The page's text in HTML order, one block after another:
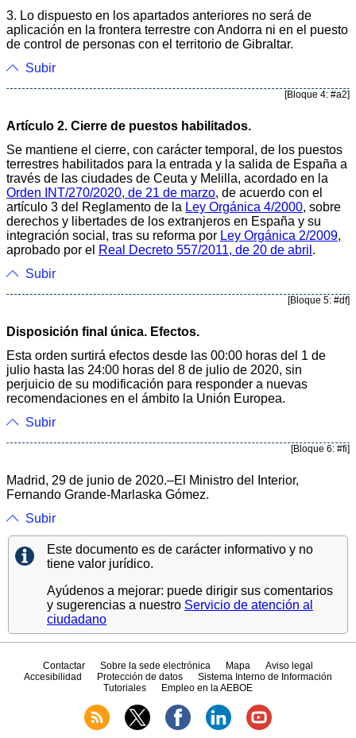
3. Lo dispuesto en los apartados anteriores no será de
aplicación en la frontera terrestre con Andorra ni en el puesto
de control de personas con el territorio de Gibraltar.
Subir
[Bloque 4: #a2]
Artículo 2. Cierre de puestos habilitados.
Se mantiene el cierre, con carácter temporal, de los puestos
terrestres habilitados para la entrada y la salida de España a
través de las ciudades de Ceuta y Melilla, acordado en la
Orden INT/270/2020, de 21 de marzo, de acuerdo con el
artículo 3 del Reglamento de la Ley Orgánica 4/2000, sobre
derechos y libertades de los extranjeros en España y su
integración social, tras su reforma por Ley Orgánica 2/2009,
aprobado por el Real Decreto 557/2011, de 20 de abril .
Subir
[Bloque 5: #df]
Disposición final única. Efectos.
Esta orden surtirá efectos desde las 00:00 horas del 1 de
julio hasta las 24:00 horas del 8 de julio de 2020, sin
perjuicio de su modificación para responder a nuevas
recomendaciones en el ámbito la Unión Europea.
Subir
[Bloque 6: #fi]
Madrid, 29 de junio de 2020.–El Ministro del Interior,
Fernando Grande-Marlaska Gómez.
Subir
Este documento es de carácter informativo y no
tiene valor jurídico.
Ayúdenos a mejorar: puede dirigir sus comentarios
y sugerencias a nuestro Servicio de atención al
ciudadano
Contactar Sobre la sede electrónica Mapa
Aviso legal
Accesibilidad
Protección de datos
Sistema Interno de Información
Tutoriales
Empleo en la AEBOE